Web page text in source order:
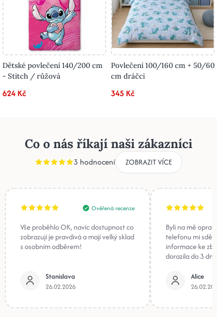
Dětské povlečení 140/200 cm
- Stitch / růžová
624 Kč
Povlečení 100/160 cm + 50/60
cm dráčci
345 Kč
Co o nás říkají naši zákazníci
3 hodnocení ZOBRAZIT VÍCE
Ověřená recenze
Vše proběhlo OK, navíc dostupnost co
zobrazují je pravdivá a mají velký sklad
s osobním odběrem!
Stanislava
26.02.2026
Byli na mě
telefonu mi
informace ke
dorazila do 3
Alice